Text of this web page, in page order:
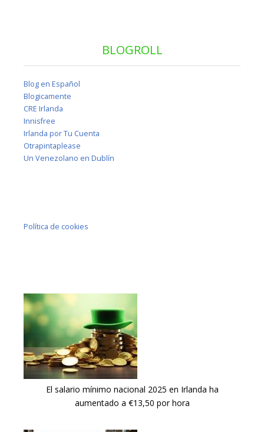
BLOGROLL
Blog en Español
Blogicamente
CRE Irlanda
Innisfree
Irlanda por Tu Cuenta
Otrapintaplease
Un Venezolano en Dublín
Política de cookies
El salario mínimo nacional 2025 en Irlanda ha
aumentado a €13,50 por hora